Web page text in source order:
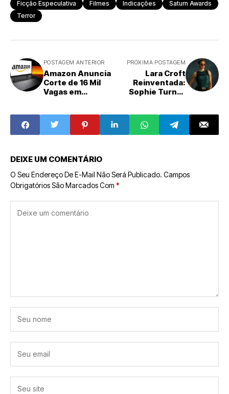
Ficção Especulativa Filmes Indicações
Saturn Awards
Terror
POSTAGEM ANTERIOR
Amazon Anuncia
Corte de 16 Mil
Vagas em
Maior Eficiência
PRÓXIMA POSTAGEM
Lara Croft
Reinventada:
Sophie Turner
das Expectativas
dos Anos 90 no
Prime Video
DEIXE UM COMENTÁRIO
O Seu Endereço De E-Mail Não Será Publicado. Campos
Obrigatórios São Marcados Com *